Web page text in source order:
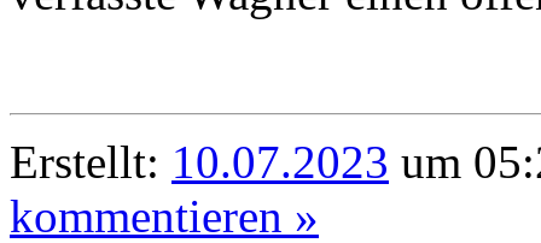
Erstellt: 10.07.2023 um
kommentieren »